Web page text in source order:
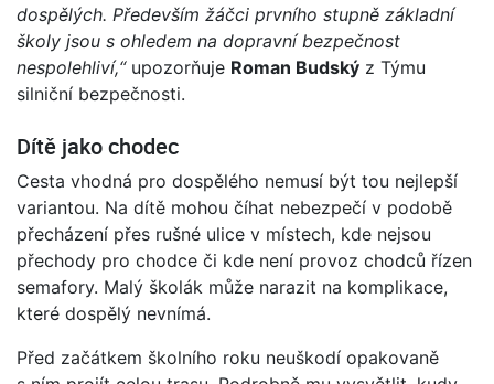
dospělých. Především žáčci prvního stupně základní
školy jsou s ohledem na dopravní bezpečnost
nespolehliví,“upozorňuje Roman Budský z Týmu
silniční bezpečnosti.
Dítě jako chodec
Cesta vhodná pro dospělého nemusí být tou nejlepší
variantou. Na dítě mohou číhat nebezpečí v podobě
přecházení přes rušné ulice v místech, kde nejsou
přechody pro chodce či kde není provoz chodců řízen
semafory. Malý školák může narazit na komplikace,
které dospělý nevnímá.
Před začátkem školního roku neuškodí opakovaně